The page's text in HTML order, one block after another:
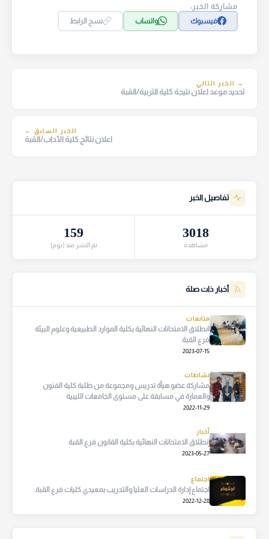
مشاركة الخبر:
فيسبوك
واتساب نسخ الرابط
→ الخبر التالي
تحديد موعد اعلان نتيجة كلية التربية/القبة
الخبر السابق ←
اعلان نتائج كلية الآداب/القبة
تفاصيل الخبر
3018
مشاهدة
159
تم النشر منذ (يوم)
أخبار ذات صلة
متابعات
انطلاق الامتحانات النهائية بكلية الموارد الطبيعية وعلوم البيئة
فرع القبة
2023-07-15
نشاطات
مشاركة عضو هيأة تدريس ومجموعة من طلبة كلية الفنون
والعمارة في مسابقة على مستوى الجامعات الليبية
2022-11-29
أخبار
إنطلاق الامتحانات النهائية بكلية القانون فرع القبة
2023-05-27
اجتماع
اجتماع إدارة الدراسات العليا والتدريب بمعيدي كليات فرع القبة.
2022-12-28